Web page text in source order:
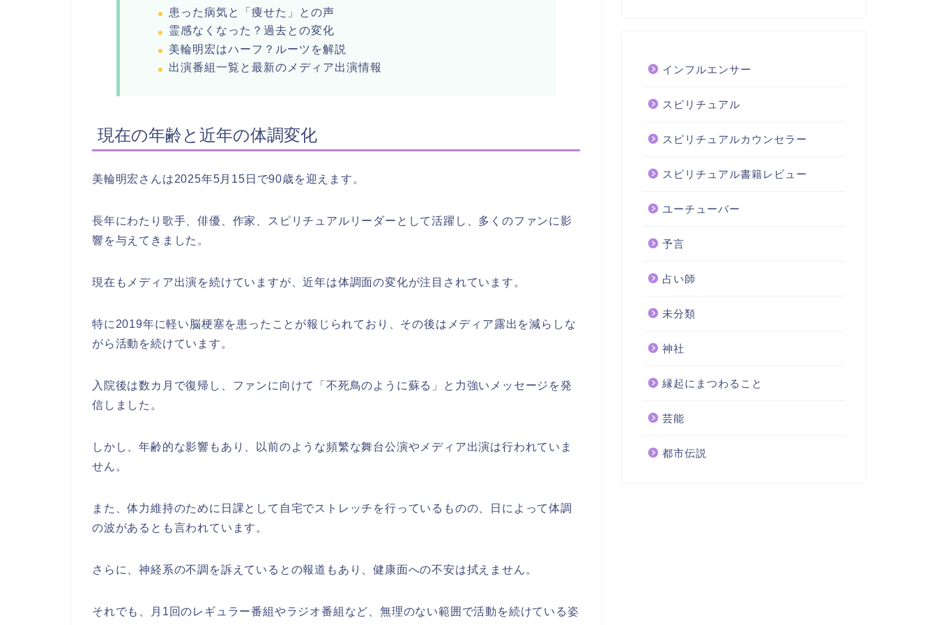
患った病気と「痩せた」との声
霊感なくなった？過去との変化
美輪明宏はハーフ？ルーツを解説
出演番組一覧と最新のメディア出演情報
現在の年齢と近年の体調変化
美輪明宏さんは2025年5月15日で90歳を迎えます。
長年にわたり歌手、俳優、作家、スピリチュアルリーダーとして活躍し、多くのファンに影
響を与えてきました。
現在もメディア出演を続けていますが、近年は体調面の変化が注目されています。
特に2019年に軽い脳梗塞を患ったことが報じられており、その後はメディア露出を減らしな
がら活動を続けています。
入院後は数カ月で復帰し、ファンに向けて「不死鳥のように蘇る」と力強いメッセージを発
信しました。
しかし、年齢的な影響もあり、以前のような頻繁な舞台公演やメディア出演は行われていま
せん。
また、体力維持のために日課として自宅でストレッチを行っているものの、日によって体調
の波があるとも言われています。
さらに、神経系の不調を訴えているとの報道もあり、健康面への不安は拭えません。
それでも、月1回のレギュラー番組やラジオ番組など、無理のない範囲で活動を続けている姿
インフルエンサー
スピリチュアル
スピリチュアルカウンセラー
スピリチュアル書籍レビュー
ユーチューバー
予言
占い師
未分類
神社
縁起にまつわること
芸能
都市伝説